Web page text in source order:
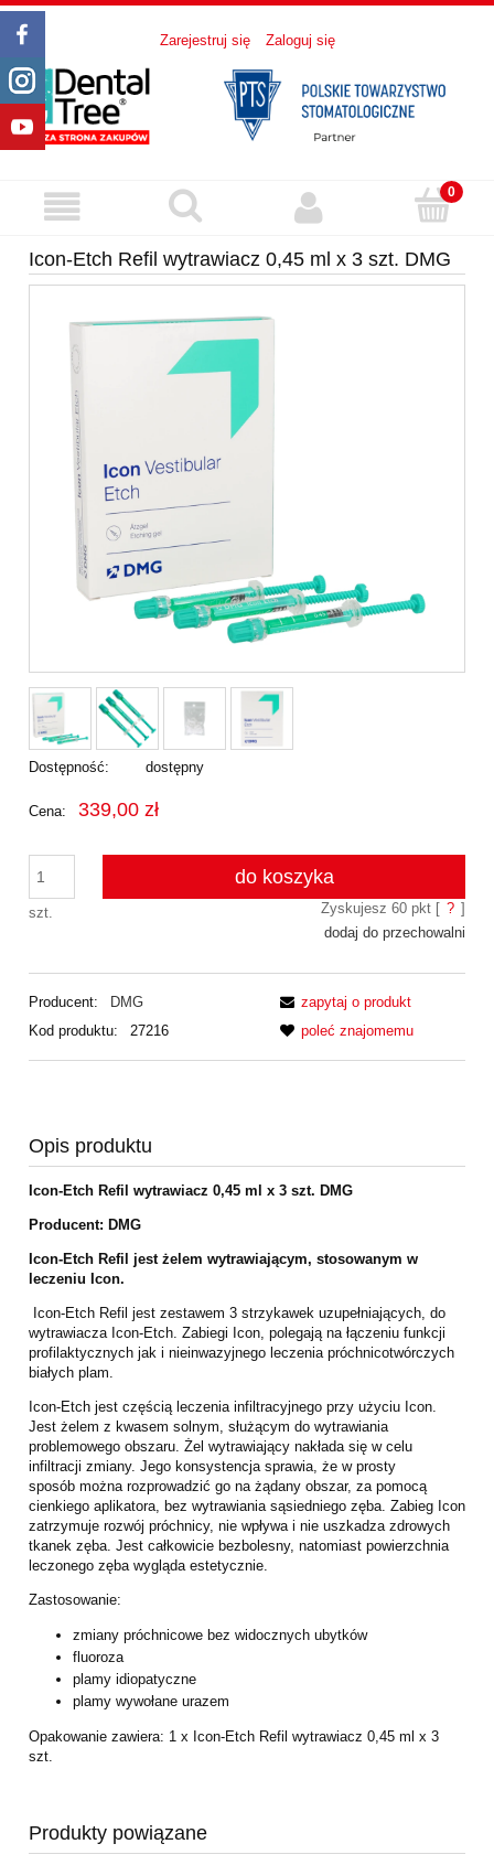
Zarejestruj się Zaloguj się
Icon-Etch Refil wytrawiacz 0,45 ml x 3 szt. DMG
Dostępność: dostępny
Cena: 339,00 zł
szt.
do koszyka
Zyskujesz 60pkt [ ? ]
dodaj do przechowalni
Producent:
DMG
Kod produktu:
27216
zapytaj o produkt
poleć znajomemu
Opis produktu
Icon-Etch Refil wytrawiacz 0,45 ml x 3 szt. DMG
Producent: DMG
Icon-Etch Refil jest żelem wytrawiającym, stosowanym w
leczeniu Icon.
Icon-Etch Refil jest zestawem 3 strzykawek uzupełniających, do
wytrawiacza Icon-Etch. Zabiegi Icon, polegają na łączeniu funkcji
profilaktycznych jak i nieinwazyjnego leczenia próchnicotwórczych
białych plam.
Icon-Etch jest częścią leczenia infiltracyjnego przy użyciu Icon.
Jest żelem z kwasem solnym, służącym do wytrawiania
problemowego obszaru. Żel wytrawiający nakłada się w celu
infiltracji zmiany. Jego konsystencja sprawia, że w prosty
sposób można rozprowadzić go na żądany obszar, za pomocą
cienkiego aplikatora, bez wytrawiania sąsiedniego zęba. Zabieg Icon
zatrzymuje rozwój próchnicy, nie wpływa i nie uszkadza zdrowych
tkanek zęba. Jest całkowicie bezbolesny, natomiast powierzchnia
leczonego zęba wygląda estetycznie.
Zastosowanie:
zmiany próchnicowe bez widocznych ubytków
fluoroza
plamy idiopatyczne
plamy wywołane urazem
Opakowanie zawiera: 1 x Icon-Etch Refil wytrawiacz 0,45 ml x 3
szt.
Produkty powiązane